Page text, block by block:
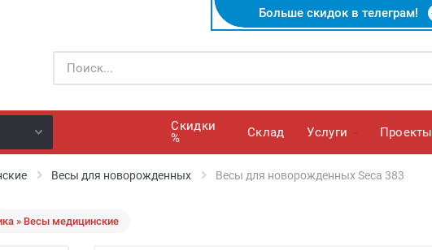
Больше скидок в телеграм!
Скидки
%
Cклад Услуги Проекты
Весы для новорожденных Весы для новорожденных Seca 383
» Весы медицинские